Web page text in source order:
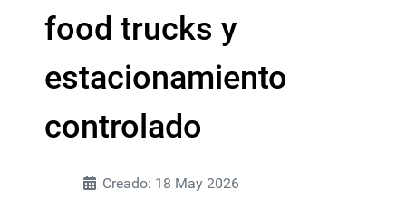
food trucks y
estacionamiento
controlado
Creado: 18 May 2026